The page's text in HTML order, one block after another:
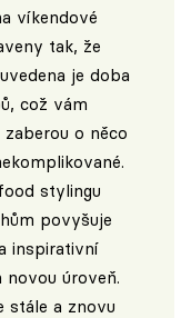
víkendové
tak, že
je doba
což vám
o něco
stylingu
povyšuje
inspirativní
novou úroveň.
stále a znovu